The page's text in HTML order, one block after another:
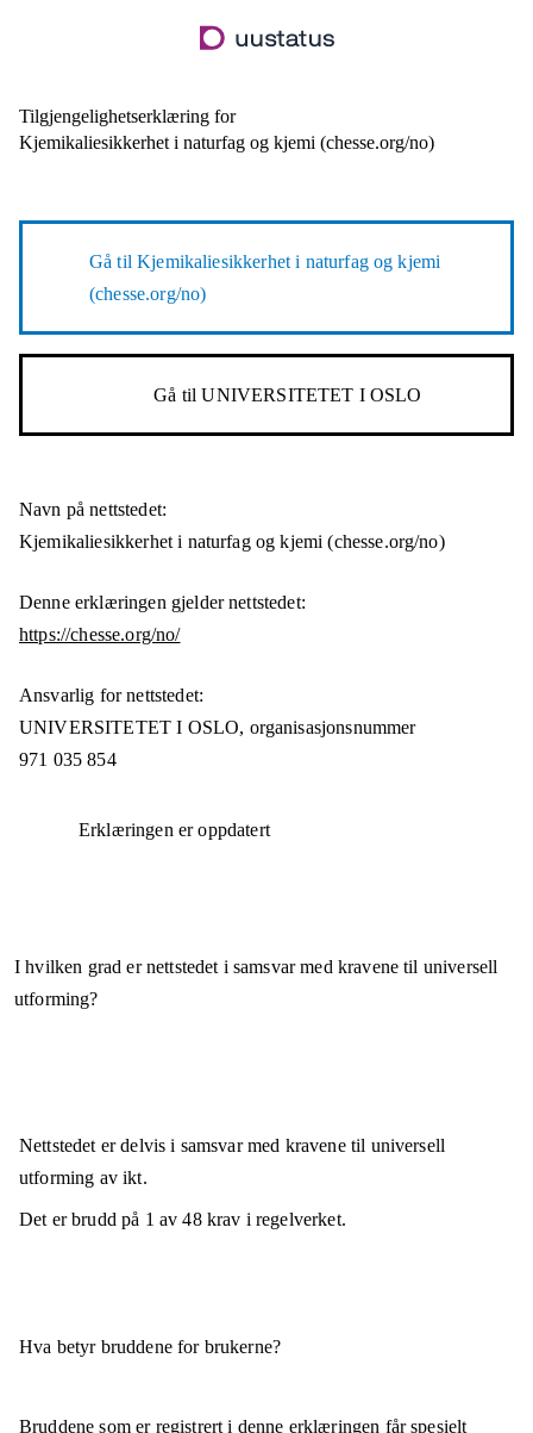
til
Tilgjengelighetserklæring for
Kjemikaliesikkerhet i naturfag og kjemi (chesse.org/no)
Gå tilKjemikaliesikkerhet i naturfag og kjemi
(chesse.org/no)
Gå tilUNIVERSITETET I OSLO
Navn på nettstedet:
Kjemikaliesikkerhet i naturfag og kjemi (chesse.org/no)
Denne erklæringen gjelder nettstedet:
https://chesse.org/no/
Ansvarlig for nettstedet:
UNIVERSITETET I OSLO, organisasjonsnummer
971 035 854
Erklæringen er oppdatert
I hvilken grad er nettstedet i samsvar med kravene til universell
utforming?
Nettstedet erdelvis i samsvarmed kravene til universell
utforming av ikt.
Det er brudd på 1 av48krav i regelverket.
Hva betyr bruddene for brukerne?
Bruddene som er registrert i denne erklæringen får spesielt